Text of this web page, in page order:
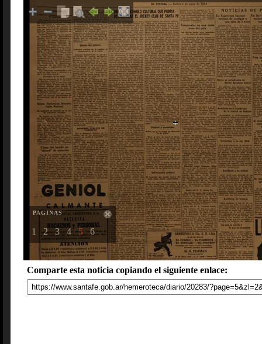
PAGINAS
1 2 3 4 5 6
Comparte esta noticia copiando el siguiente enlace: